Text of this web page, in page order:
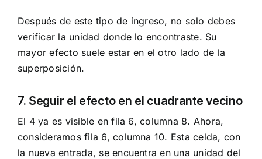
Después de este tipo de ingreso, no solo debes
verificar la unidad donde lo encontraste. Su
mayor efecto suele estar en el otro lado de la
superposición.
7. Seguir el efecto en el cuadrante vecino
El 4 ya es visible en fila 6, columna 8. Ahora,
consideramos fila 6, columna 10. Esta celda, con
la nueva entrada, se encuentra en una unidad del